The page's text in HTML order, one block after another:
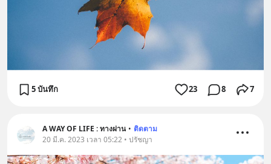
5 บันทึก 23 8 7
A WAY OF LIFE : ทางผ่าน • ติดตาม
20 มี.ค. 2023 เวลา 05:22 • ปรัชญา